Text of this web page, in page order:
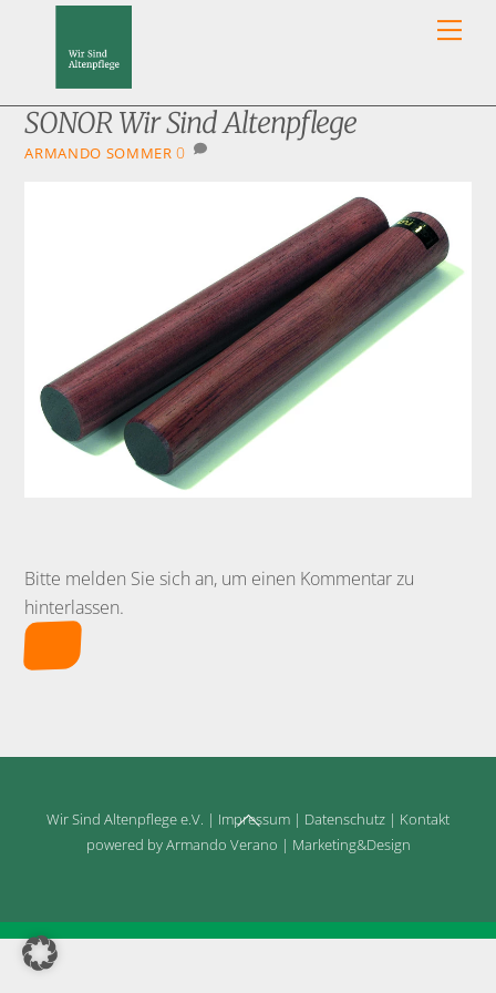
SONOR Wir Sind Altenpflege
ARMANDO SOMMER 0
Bitte melden Sie sich an, um einen Kommentar zu
hinterlassen.
Back
To
Wir Sind Altenpflege e.V. | Impressum | Datenschutz | Kontakt
powered by Armando Verano | Marketing&Design